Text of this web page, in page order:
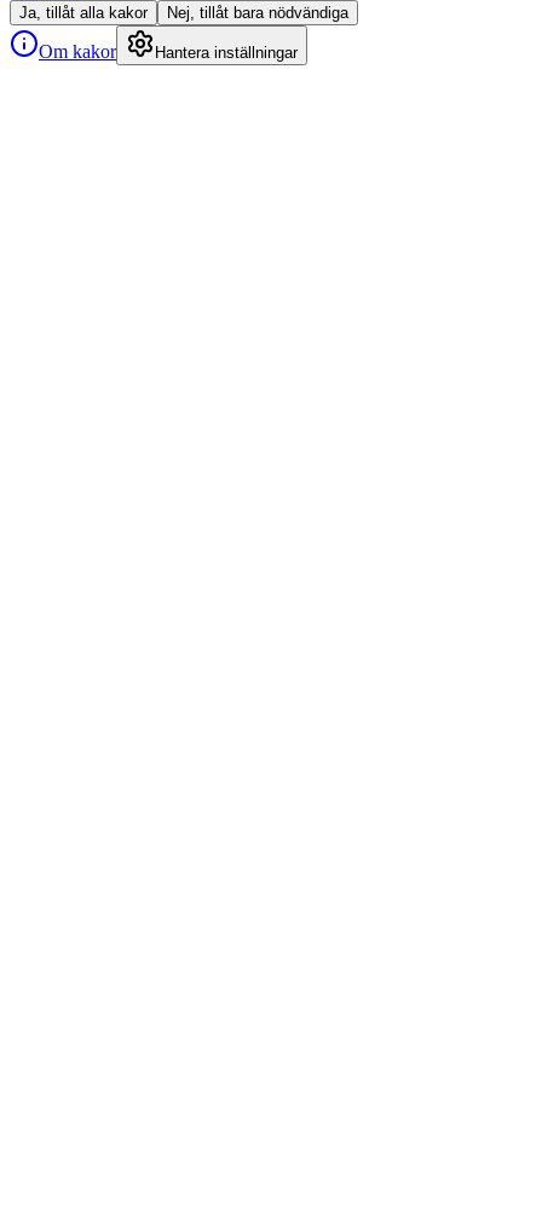
Ja, tillåt alla kakor Nej, tillåt bara nödvändiga
Om kakor Hantera inställningar